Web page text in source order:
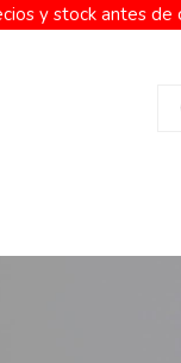
y stock antes de